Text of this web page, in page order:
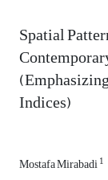
Spatial
Indices)
Mostafa Mirabadi1